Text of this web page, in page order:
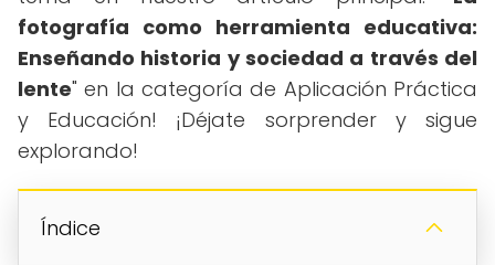
fotografía como herramienta educativa:
Enseñando historia y sociedad a través del
lente" en la categoría de Aplicación Práctica
y Educación! ¡Déjate sorprender y sigue
explorando!
Índice